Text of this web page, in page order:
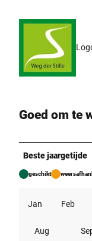
Goed om te
Beste jaargetijde
geschikt
Jan Feb
Aug